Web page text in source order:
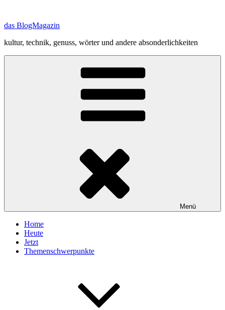
springen
das BlogMagazin
kultur, technik, genuss, wörter und andere absonderlichkeiten
Menü
Home
Heute
Jetzt
Themenschwerpunkte